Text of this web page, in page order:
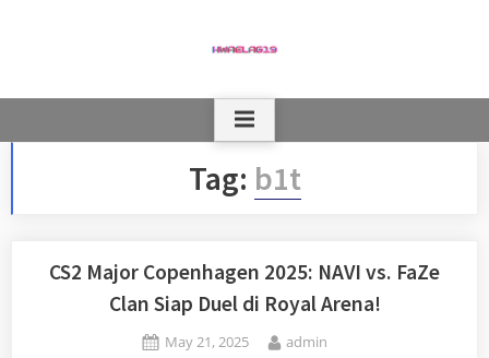
Tag: b1t
CS2 Major Copenhagen 2025: NAVI vs. FaZe
Clan Siap Duel di Royal Arena!
Posted
May 21, 2025 By
admin